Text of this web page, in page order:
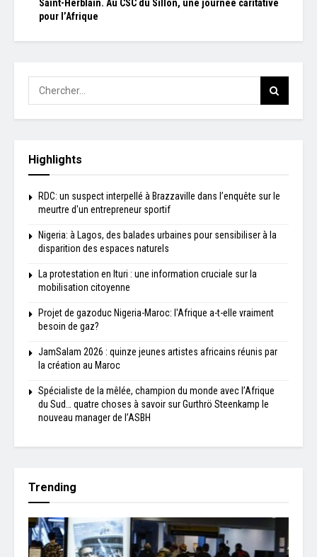
Saint-Herblain. Au CSC du Sillon, une journée caritative
pour l’Afrique
Highlights
RDC: un suspect interpellé à Brazzaville dans l’enquête sur le
meurtre d'un entrepreneur sportif
Nigeria: à Lagos, des balades urbaines pour sensibiliser à la
disparition des espaces naturels
La protestation en Ituri : une information cruciale sur la
mobilisation citoyenne
Projet de gazoduc Nigeria-Maroc: l'Afrique a-t-elle vraiment
besoin de gaz?
JamSalam 2026 : quinze jeunes artistes africains réunis par
la création au Maroc
Spécialiste de la mêlée, champion du monde avec l’Afrique
du Sud… quatre choses à savoir sur Gurthrö Steenkamp le
nouveau manager de l’ASBH
Trending